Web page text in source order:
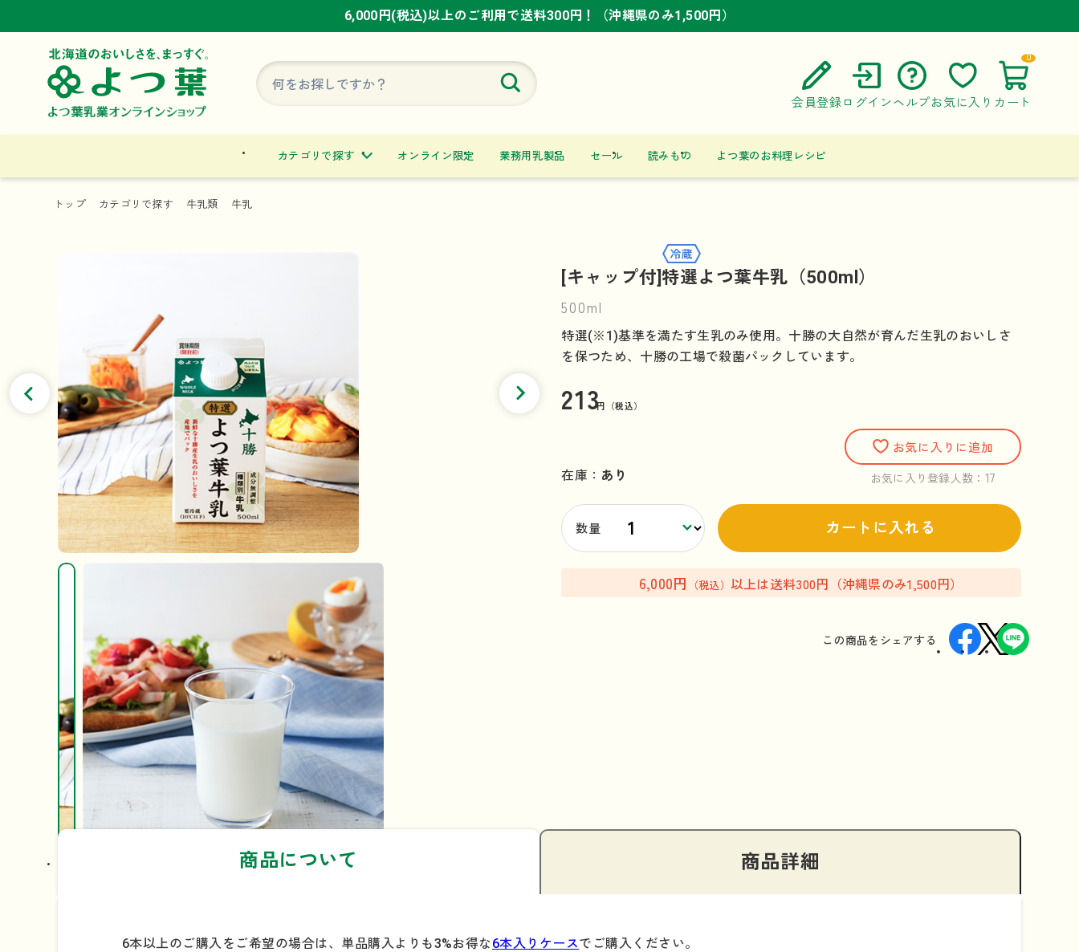
6,000円(税込)以上のご利用で送料300円！（沖縄県のみ1,500円）
6,000円(税込)以上のご利用で送料300円！（沖縄県のみ1,500円）
6,000円(税込)以上のご利用で送料300円！（沖縄県のみ1,500円）
会員登録 ログイン ヘルプ
ご利用ガイド
お問い合わせ
お気に入り カート
0
カテゴリで探す オンライン限定 業務用乳製品 セール 読みもの よつ葉のお料理レシピ
トップ カテゴリで探す 牛乳類 牛乳
[キャップ付]特選よつ葉牛乳（500ml）
500ml
特選(※1)基準を満たす生乳のみ使用。十勝の大自然が育んだ生乳のおいしさ
を保つため、十勝の工場で殺菌パックしています。
213円（税込）
在庫： あり
お気に入りに追加
お気に入り登録人数： 17
数量 カートに入れる
6,000円 （税込） 以上は送料300円（沖縄県のみ1,500円）
この商品を シェアする
商品について 商品詳細
6本以上のご購入をご希望の場合は、単品購入よりも3%お得な 6本入りケースでご購入ください。